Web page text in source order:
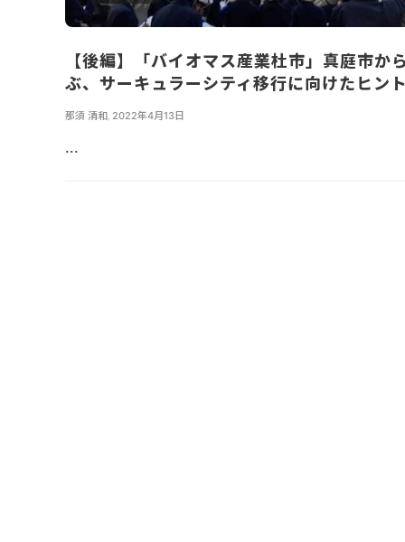
【後編】「バイオマス産業杜市」真庭市か
ぶ、サーキュラーシティ移行に向けたヒント
那須 清和 2022年4月13日
...